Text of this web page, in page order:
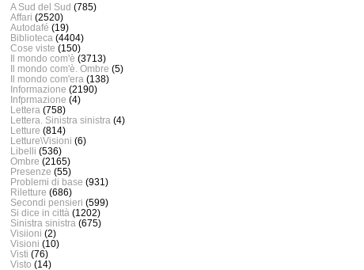
A Sud del Sud (785)
Affari (2520)
Autodafé (19)
Biblioteca (4404)
Cose viste (150)
Il mondo com'è (3713)
Il mondo com'è. Ombre (5)
Il mondo com'era (138)
Informazione (2190)
Infprmazione (4)
Lettera (758)
Lettera. Sinistra sinistra (4)
Letture (814)
Letture\Visioni (6)
Libelli (536)
Ombre (2165)
Presenze (55)
Problemi di base (931)
Riletture (686)
Secondi pensieri (599)
Si dice in città (1202)
Sinistra sinistra (675)
Visiioni (2)
Visioni (10)
Visti (76)
Visto (14)